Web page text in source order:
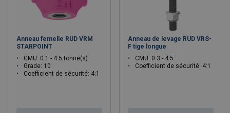
Anneau femelle RUD VRM
STARPOINT
CMU: 0.1 - 4.5 tonne(s)
Grade: 10
Coefficient de sécurité: 4:1
Anneau de levage RUD VRS-
F tige longue
CMU: 0.3 - 4.5
Coefficient de sécurité: 4:1